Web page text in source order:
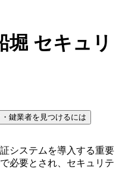
堀 セキュリ
鍵業者を見つけるには
システムを導入する重要
必要とされ、セキュリテ